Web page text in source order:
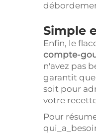
Simple
Enfin, le
compte-
n'avez pas
garantit que
soit pour
votre
Pour